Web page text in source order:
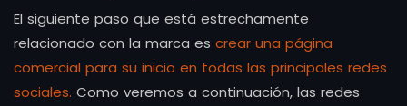
El siguiente paso que está estrechamente
relacionado con la marca es crear una página
comercial para su inicio en todas las principales redes
sociales. Como veremos a continuación, las redes